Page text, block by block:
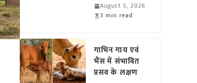
August 5, 2026
3 min read
गाभिन गाय एवं
भैंस में संभावित
प्रसव के लक्षण